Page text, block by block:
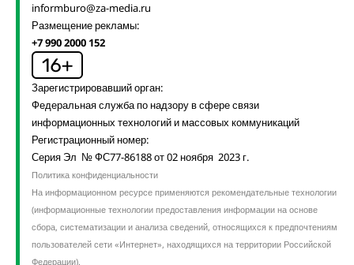
informburo@za-media.ru
Размещение рекламы:
+7 990 2000 152
Зарегистрировавший орган:
Федеральная служба по надзору в сфере связи
информационных технологий и массовых коммуникаций
Регистрационный номер:
Серия Эл № ФС77-86188 от 02 ноября 2023 г.
Политика конфиденциальности
На информационном ресурсе применяются рекомендательные технологии
(информационные технологии предоставления информации на основе
сбора, систематизации и анализа сведений, относящихся к предпочтениям
пользователей сети «Интернет», находящихся на территории Российской
Федерации).